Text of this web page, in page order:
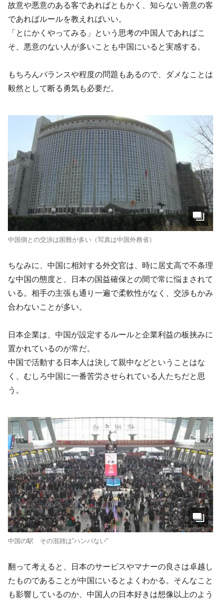
故意や悪意のある客であればともかく、知らない善意の客
であればルールを教えればいい。
「とにかくやってみる」という思考の中国人であればこ
そ、悪意のない人が多いことも中国にいると実感する。
もちろんバランスや程度の問題もあるので、ダメなことは
毅然として断る勇気も必要だ。
中国側との交渉は困難が多い（写真は中国外務省）
ちなみに、中国に相対する外交官は、時に居丈高で不条理
な中国の態度と、日本の国益確保との間で常に悩まされて
いる。相手の主張も通り一遍で柔軟性がなく、交渉もかみ
合わないことが多い。
日本企業は、中国が設定するルールと企業利益の板挟みに
置かれているのが常だ。
中国で活動する日本人は決して親中などということはな
く、むしろ中国に一番苦労させられている人たちだと思
う。
中国の駅 その混雑は”ハンパない”
翻って考えると、日本のサービスやマナーの良さは卓越し
たものであることが中国にいるとよくわかる。そんなこと
も影響しているのか、中国人の日本好きは想像以上のよう